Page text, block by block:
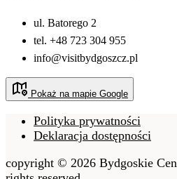
ul. Batorego 2
tel. +48 723 304 955
info@visitbydgoszcz.pl
Pokaż na mapie Google
Polityka prywatności
Deklaracja dostępności
copyright © 2026 Bydgoskie